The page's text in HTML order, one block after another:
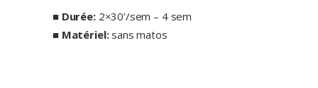
■ Durée: 2×30’/sem – 4 sem
■ Matériel:sans matos